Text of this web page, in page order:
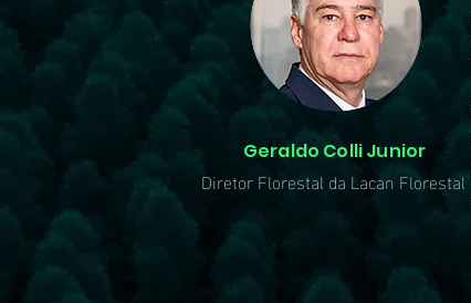
Geraldo Colli Junior
Diretor Florestal da Lacan Florestal